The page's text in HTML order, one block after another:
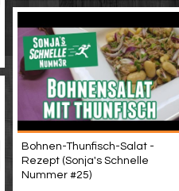
Bohnen-Thunfisch-Salat -
Rezept (Sonja's Schnelle
Nummer #25)